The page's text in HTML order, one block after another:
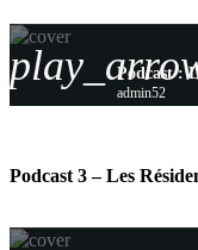
Podcast :
admin52
Podcast 3 – Les